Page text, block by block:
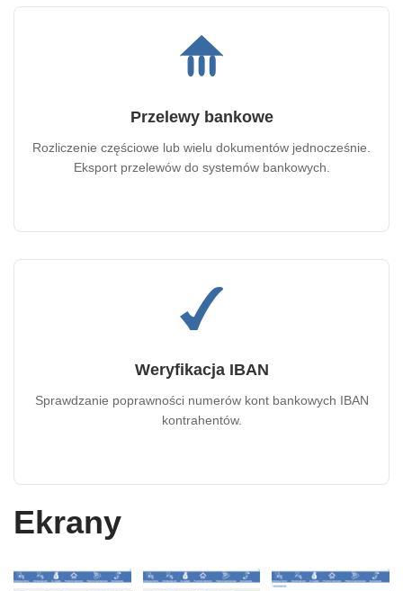
Przelewy bankowe
Rozliczenie częściowe lub wielu dokumentów jednocześnie.
Eksport przelewów do systemów bankowych.
Weryfikacja IBAN
Sprawdzanie poprawności numerów kont bankowych IBAN
kontrahentów.
Ekrany